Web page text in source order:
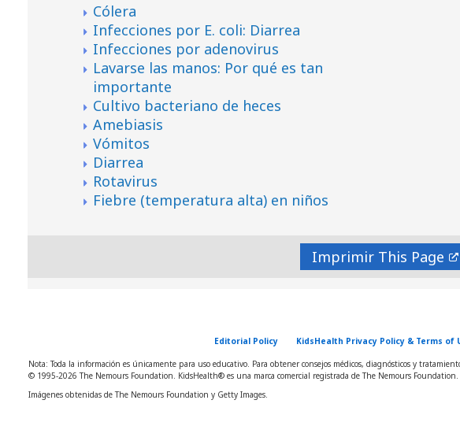
Cólera
Infecciones por E. coli: Diarrea
Infecciones por adenovirus
Lavarse las manos: Por qué es tan
importante
Cultivo bacteriano de heces
Amebiasis
Vómitos
Diarrea
Rotavirus
Fiebre (temperatura alta) en niños
Imprimir
Editorial Policy KidsHealth Privacy Policy & Terms of
Nota: Toda la información es únicamente para uso educativo. Para obtener consejos médicos, diagnósticos y
© 1995-2026 The Nemours Foundation. KidsHealth® es una marca comercial registrada de The Nemours Foundation.
Imágenes obtenidas de The Nemours Foundation y Getty Images.